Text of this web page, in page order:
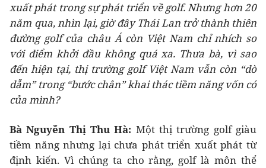
xuất phát trong sự phát triển về golf. Nhưng hơn 20
năm qua, nhìn lại, giờ đây Thái Lan trở thành thiên
đường golf của châu Á còn Việt Nam chỉ nhích so
với điểm khởi đầu không quá xa. Thưa bà, vì sao
đến hiện tại, thị trường golf Việt Nam vẫn còn “dò
dẫm” trong “bước chân” khai thác tiềm năng vốn có
của mình?
Bà Nguyễn Thị Thu Hà: Một thị trường golf giàu
tiềm năng nhưng lại chưa phát triển xuất phát từ
định kiến. Vì chúng ta cho rằng, golf là môn thể